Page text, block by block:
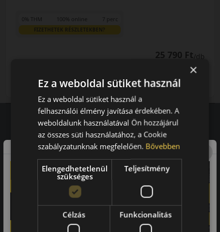
0% THM 100% online 7 perc
FIZETHETEK RÉSZLETEKBEN?
25 790 Ft/db
Kuponkód másolása
db KOSÁRBA
Vásárlói vélemények
97.76%
a vásárlók közül ajánlaná ismerősének ezt a boltot.
21659
vélemény alapján
×
Ez a weboldal sütiket használ
Ez a weboldal sütiket használ a
felhasználói élmény javítása érdekében. A
weboldalunk használatával Ön hozzájárul
az összes süti használatához, a Cookie
szabályzatunknak megfelelően. Bővebben
Elengedhetetlenül
szükséges
Teljesítmény
Célzás Funkcionalitás